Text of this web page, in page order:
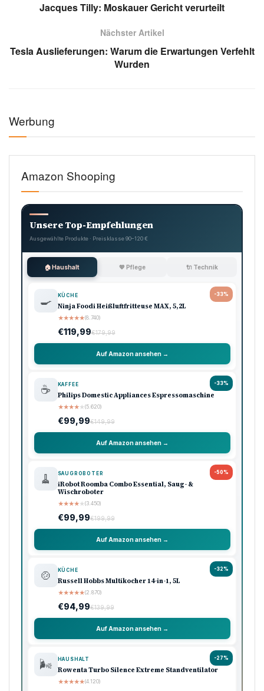
Jacques Tilly: Moskauer Gericht verurteilt
Nächster Artikel
Tesla Auslieferungen: Warum die Erwartungen Verfehlt
Wurden
Werbung
Amazon Shooping
Unsere Top-Empfehlungen
Ausgewählte Produkte · Preisklasse 90–120 €
🏠 Haushalt 💖 Pflege 🔌 Technik
-33%
🍳 KÜCHE
Ninja Foodi Heißluftfritteuse MAX, 5,2L
★★★★★(8.740)
€119,99€179,99
Auf Amazon ansehen →
-33%
☕ KAFFEE
Philips Domestic Appliances Espressomaschine
★★★★★(5.620)
€99,99€149,99
Auf Amazon ansehen →
-50%
🧹 SAUGROBOTER
iRobot Roomba Combo Essential, Saug- &
Wischroboter
★★★★★(3.450)
€99,99€199,99
Auf Amazon ansehen →
-32%
🍲 KÜCHE
Russell Hobbs Multikocher 14-in-1, 5L
★★★★★(2.870)
€94,99€139,99
Auf Amazon ansehen →
-27%
🌬️ HAUSHALT
Rowenta Turbo Silence Extreme Standventilator
★★★★★(4.120)